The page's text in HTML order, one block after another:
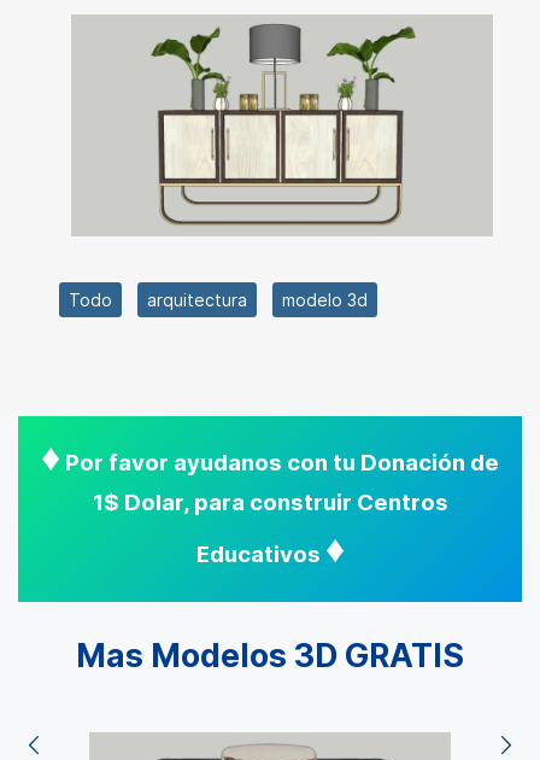
Todo arquitectura modelo 3d
♦ Por favor ayudanos con tu Donación de
1$ Dolar, para construir Centros
Educativos ♦
Mas Modelos 3D GRATIS